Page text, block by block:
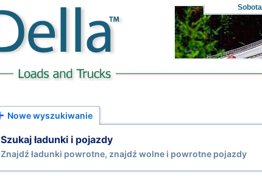
Sobota
Nowe wyszukiwanie
Szukaj ładunki i pojazdy
Znajdź ładunki powrotne, znajdź wolne i powrotne pojazdy